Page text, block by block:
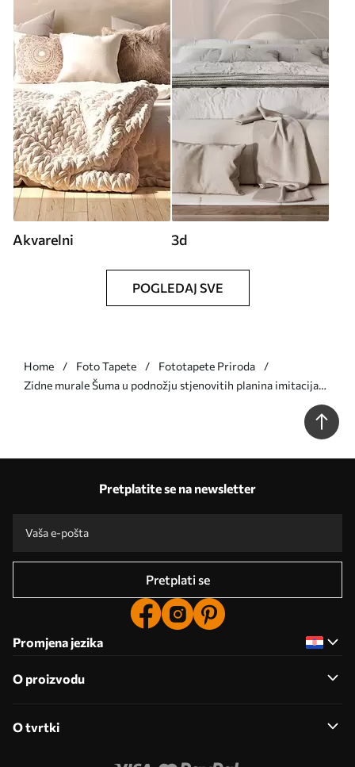
Akvarelni 3d
POGLEDAJ SVE
Home Foto Tapete
Fototapete Priroda
Zidne murale Šuma u podnožju stjenovitih planina imitacija
Pretplatite se na newsletter
Pretplati se
Promjena jezika
O proizvodu
O tvrtki